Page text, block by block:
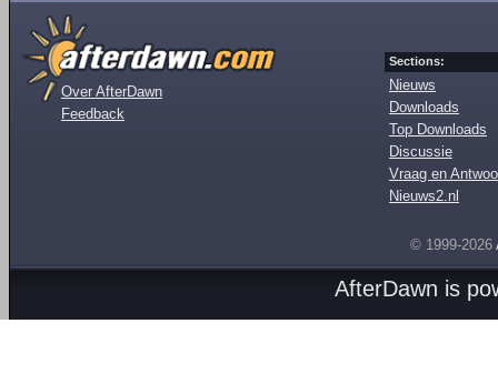
Over AfterDawn
Feedback
Sections:
Nieuws
Downloads
Top Downloads
Discussie
Vraag en
Nieuws2.nl
© 1999-2026
AfterDawn is